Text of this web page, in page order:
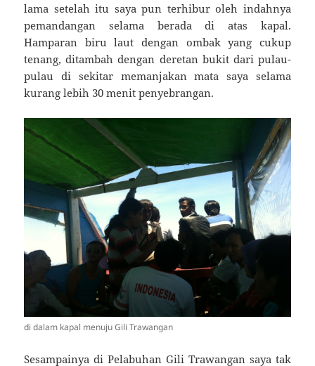
lama setelah itu saya pun terhibur oleh indahnya
pemandangan selama berada di atas kapal.
Hamparan biru laut dengan ombak yang cukup
tenang, ditambah dengan deretan bukit dari pulau-
pulau di sekitar memanjakan mata saya selama
kurang lebih 30 menit penyebrangan.
di dalam kapal menuju Gili Trawangan
Sesampainya di Pelabuhan Gili Trawangan saya tak